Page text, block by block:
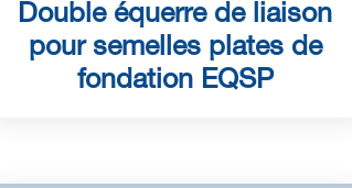
Double équerre de liaison
pour semelles plates de
fondation EQSP